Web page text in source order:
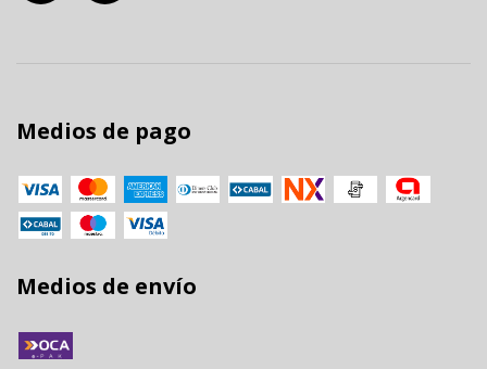
Medios de pago
Medios de envío